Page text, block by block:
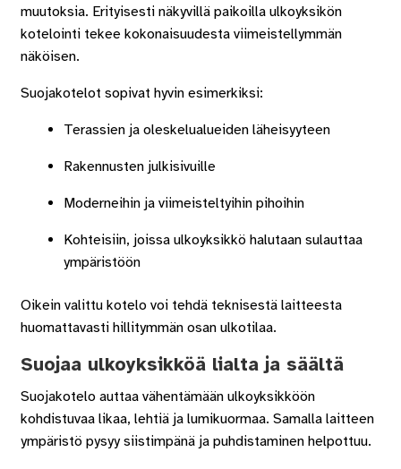
muutoksia. Erityisesti näkyvillä paikoilla ulkoyksikön
kotelointi tekee kokonaisuudesta viimeistellymmän
näköisen.
Suojakotelot sopivat hyvin esimerkiksi:
Terassien ja oleskelualueiden läheisyyteen
Rakennusten julkisivuille
Moderneihin ja viimeisteltyihin pihoihin
Kohteisiin, joissa ulkoyksikkö halutaan sulauttaa
ympäristöön
Oikein valittu kotelo voi tehdä teknisestä laitteesta
huomattavasti hillitymmän osan ulkotilaa.
Suojaa ulkoyksikköä lialta ja säältä
Suojakotelo auttaa vähentämään ulkoyksikköön
kohdistuvaa likaa, lehtiä ja lumikuormaa. Samalla laitteen
ympäristö pysyy siistimpänä ja puhdistaminen helpottuu.